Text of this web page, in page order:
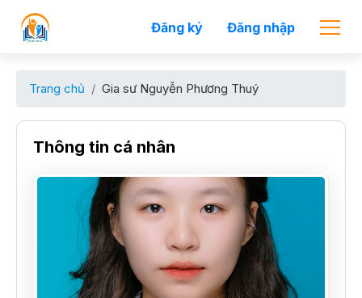
Đăng ký Đăng nhập
Trang chủ Gia sư Nguyễn Phương Thuý
Thông tin cá nhân